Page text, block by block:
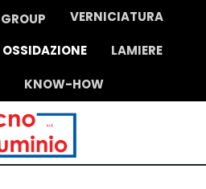
VERNICIATURA
OSSIDAZIONE
LAMIERE
KNOW-HOW